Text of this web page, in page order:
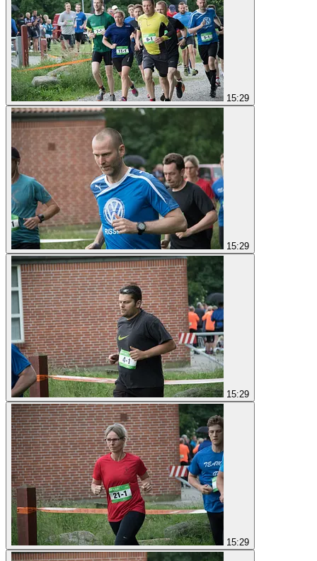
15:29
15:29
15:29
15:29